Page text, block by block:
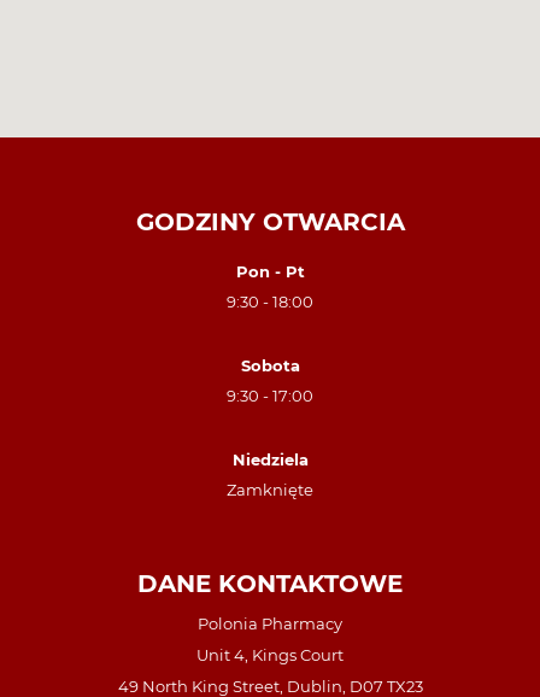
GODZINY OTWARCIA
Pon - Pt
9:30 - 18:00
Sobota
9:30 - 17:00
Niedziela
Zamknięte
DANE KONTAKTOWE
Polonia Pharmacy
Unit 4, Kings Court
49 North King Street, Dublin, D07 TX23